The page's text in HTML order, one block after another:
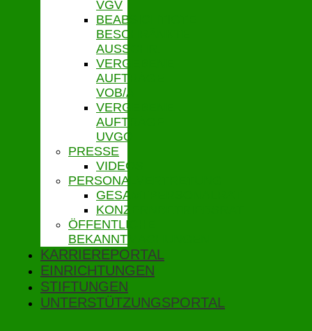
VGV
BEABSICHTIGTE
BESCHRÄNKTE
AUSSCHR.
VERGEBENE
AUFTRÄGE
VOB/A
VERGEBENE
AUFTRÄGE
UVGO
PRESSE
VIDEOS
PERSONALVERTRETUNG
GESAMTPERSONALRAT
KONZERNBETRIEBSRAT
ÖFFENTLICHE
BEKANNTMACHUNGEN
KARRIEREPORTAL
EINRICHTUNGEN
STIFTUNGEN
UNTERSTÜTZUNGSPORTAL